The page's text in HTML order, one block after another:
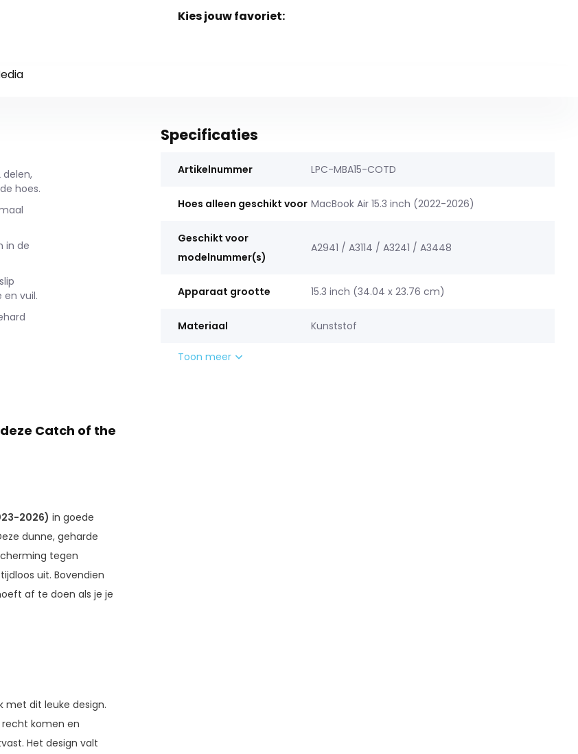
Kies jouw favoriet:
hoes.
in de
en vuil.
Catch of the
2026) in goede
dunne, geharde
tegen
uit. Bovendien
af te doen als je je
met dit leuke design.
komen en
Het design valt
Specificaties
Artikelnummer LPC-MBA15-COTD
Hoes alleen geschikt voor MacBook Air 15.3 inch (2022-2026)
Geschikt voor
modelnummer(s)
A2941 / A3114 / A3241 / A3448
Apparaat grootte 15.3 inch (34.04 x 23.76 cm)
Materiaal Kunststof
Toon meer